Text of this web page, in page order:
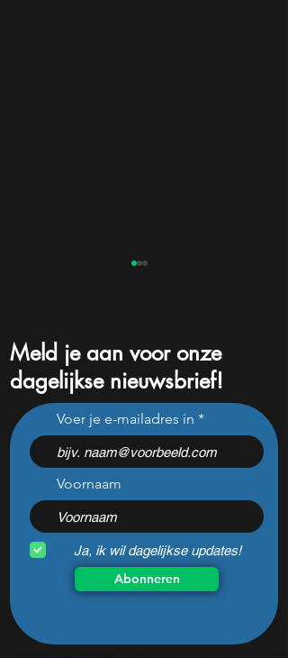
Berkshire koopt voor $4,5
miljard eigen aandelen en
dat zegt veel over de
waardering
Meld je aan voor onze
dagelijkse nieuwsbrief!
Voer je e-mailadres in
Voornaam
Ja, ik wil dagelijkse updates!
Abonneren